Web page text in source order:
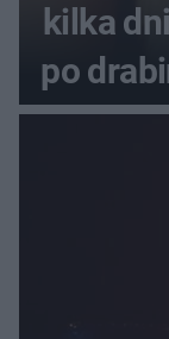
kilka
po